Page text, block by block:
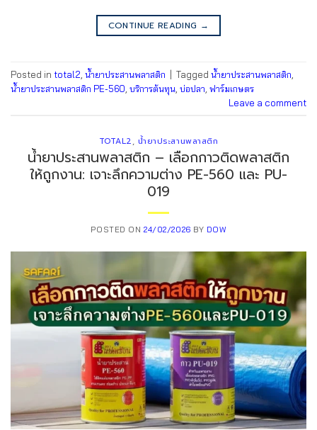
CONTINUE READING →
Posted in total2 น้ำยาประสานพลาสติก Tagged น้ำยาประสานพลาสติก
น้ำยาประสานพลาสติก PE-560 บริการต้นทุน บ่อปลา ฟาร์มเกษตร
Leave a comment
TOTAL2,น้ำยาประสานพลาสติก
น้ำยาประสานพลาสติก – เลือกกาวติดพลาสติก
ให้ถูกงาน: เจาะลึกความต่าง PE-560 และ PU-
019
POSTED ON24/02/2026 BY DOW